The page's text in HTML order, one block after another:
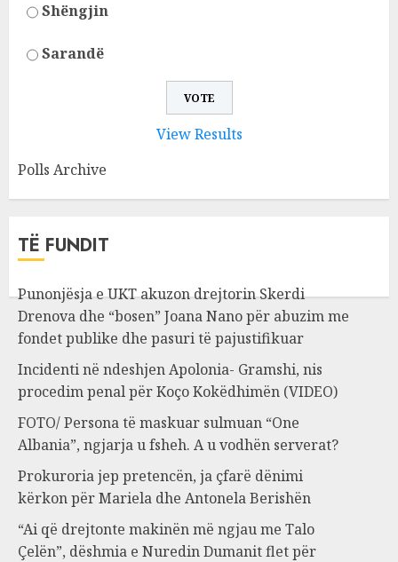
Shëngjin
Sarandë
View Results
Polls Archive
TË FUNDIT
Punonjësja e UKT akuzon drejtorin Skerdi
Drenova dhe “bosen” Joana Nano për abuzim me
fondet publike dhe pasuri të pajustifikuar
Incidenti në ndeshjen Apolonia- Gramshi, nis
procedim penal për Koço Kokëdhimën (VIDEO)
FOTO/ Persona të maskuar sulmuan “One
Albania”, ngjarja u fsheh. A u vodhën serverat?
Prokuroria jep pretencën, ja çfarë dënimi
kërkon për Mariela dhe Antonela Berishën
“Ai që drejtonte makinën më ngjau me Talo
Çelën”, dëshmia e Nuredin Dumanit flet për